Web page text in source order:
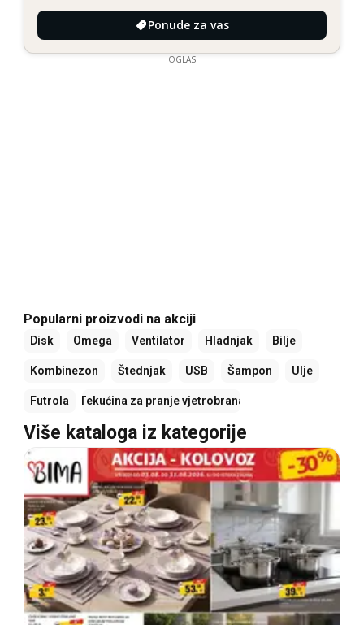
Ponude za vas
OGLAS
Popularni proizvodi na akciji
Disk Omega Ventilator Hladnjak Bilje
Kombinezon Štednjak USB Šampon Ulje
Futrola Tekućina za pranje vjetrobrana
Više kataloga iz kategorije